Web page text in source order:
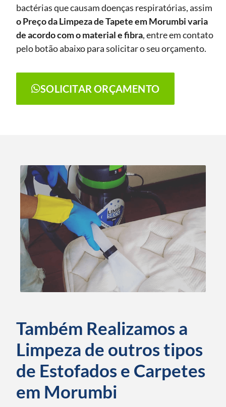
bactérias que causam doenças respiratórias, assim
o Preço da Limpeza de Tapeteem Morumbivaria
de acordo com o material e fibra, entre em contato
pelo botão abaixo para solicitar o seu orçamento.
SOLICITAR ORÇAMENTO
Também Realizamos a
Limpeza de outros tipos
de Estofados e Carpetes
em Morumbi